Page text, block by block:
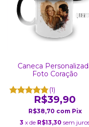
Caneca
Foto Coração
(1)
R$39,90
R$38,70 com Pix
3 x de R$13,30 sem